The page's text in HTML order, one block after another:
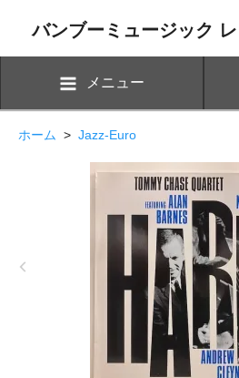
バンブーミュージック
メニュー
ホーム > Jazz-Euro